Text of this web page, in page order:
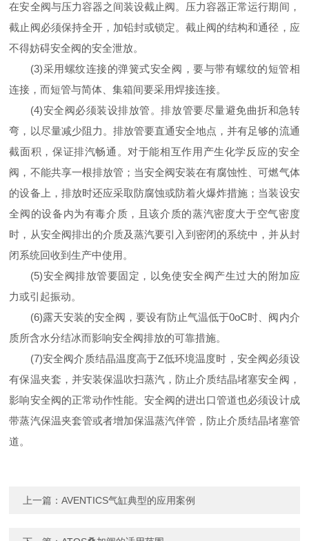
在安全阀与压力容器之间装设截止阀。压力容器正常运行期间，
截止阀必须保持全开，加铅封或锁定。截止阀的结构和通径，应
不得妨碍安全阀的安全泄放。
(3)采用螺纹连接的弹簧式安全阀，要与带有螺纹的短管相
连接，而短管与简体、集箱间要采用焊接连接。
(4)安全阀必须装设排放管。排放管要尽量避免曲折和急转
弯，以尽量减少阻力。排放管要直通安全地点，并有足够的流通
截面积，保证排汽畅通。对于能相互作用产生化学反应的安全
阀，不能共享一根排放管；当安全阀安装在有腐蚀性、可燃气体
的设备上，排放时还应采取防腐蚀或防着火爆炸措施；当装设安
全阀的设备内为有毒介质，且该介质的蒸汽密度大于空气密度
时，从安全阀排出的介质及蒸汽要引入到密闭的系统中，并从封
闭系统回收到生产中使用。
(5)安全阀排放管要固定，以免使安全阀产生过大的附加应
力或引起振动。
(6)露天安装的安全阀，要设有防止气温低于0oC时、阀内介
质所含水分结冰而影响安全阀排放的可靠措施。
(7)安全阀介质结晶温度高于Z低环境温度时，安全阀必须设
有保温夹套，并安装保温吹扫蒸汽，防止介质结晶堵塞安全阀，
影响安全阀的正常动作性能。安全阀的进出口管道也必须设计成
带蒸汽保温夹套管或者增加保温蒸汽伴管，防止介质结晶堵塞管
道。
上一篇：AVENTICS气缸典型的应用案例